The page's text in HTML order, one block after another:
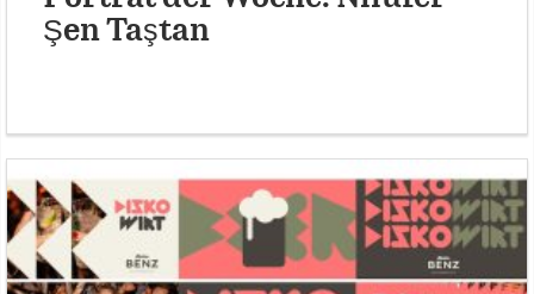
Şen Taştan